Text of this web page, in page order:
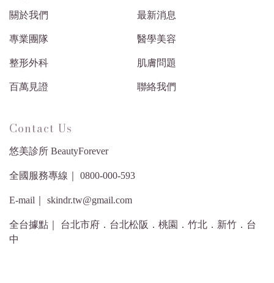
關於我們 最新消息
專業團隊 醫學美容
整形外科 肌膚問題
百萬見證 聯絡我們
Contact Us
悠美診所 BeautyForever
全國服務專線｜ 0800-000-593
E-mail｜ skindr.tw@gmail.com
全台據點｜ 台北市府．台北松阪．桃園．竹北．新竹．台
中